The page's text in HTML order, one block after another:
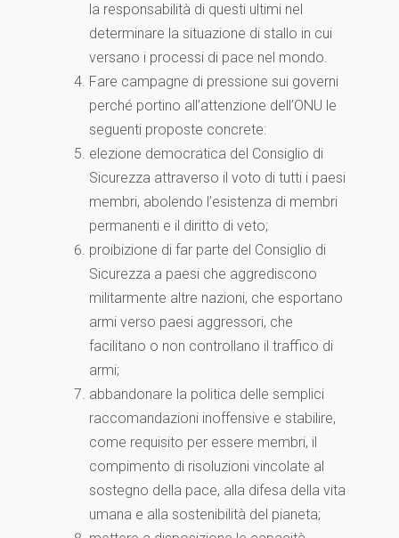
la responsabilità di questi ultimi nel
determinare la situazione di stallo in cui
versano i processi di pace nel mondo.
Fare campagne di pressione sui governi
perché portino all’attenzione dell’ONU le
seguenti proposte concrete:
elezione democratica del Consiglio di
Sicurezza attraverso il voto di tutti i paesi
membri, abolendo l’esistenza di membri
permanenti e il diritto di veto;
proibizione di far parte del Consiglio di
Sicurezza a paesi che aggrediscono
militarmente altre nazioni, che esportano
armi verso paesi aggressori, che
facilitano o non controllano il traffico di
armi;
abbandonare la politica delle semplici
raccomandazioni inoffensive e stabilire,
come requisito per essere membri, il
compimento di risoluzioni vincolate al
sostegno della pace, alla difesa della vita
umana e alla sostenibilità del pianeta;